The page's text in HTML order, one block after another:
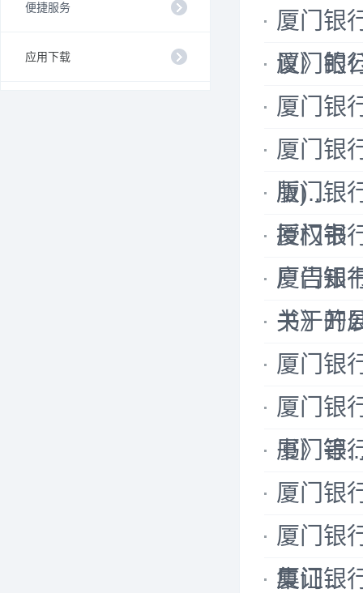
便捷服务
应用下载
厦门银
议》的
厦门银
厦门银
厦门银
版)...
厦门银
授权书
厦门银
户告知
厦门银
书》的
关于开
厦门银
厦门银
书》等
厦门银
厦门银
厦门银
集证...
厦门银